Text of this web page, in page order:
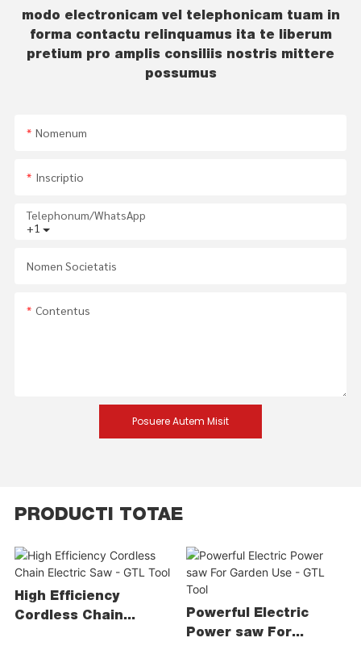
modo electronicam vel telephonicam tuam in
forma contactu relinquamus ita te liberum
pretium pro amplis consiliis nostris mittere
possumus
Nomenum
Inscriptio
+1
Telephonum/WhatsApp
Nomen Societatis
Contentus
Posuere Autem Misit
PRODUCTI TOTAE
High Efficiency
Cordless Chain
Powerful Electric
Power saw For